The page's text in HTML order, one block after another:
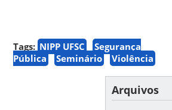
Tags: NIPP UFSC
Segurança
Pública
Seminário Violência
Arquivos